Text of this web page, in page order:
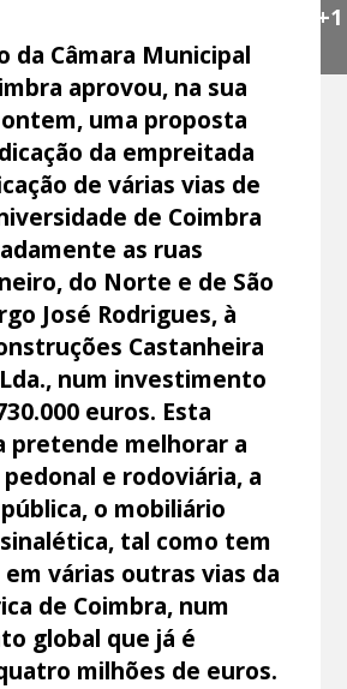
+1
da Câmara Municipal
aprovou, na sua
uma proposta
da empreitada
de várias vias de
de Coimbra
as ruas
do Norte e de São
José Rodrigues, à
Castanheira
num investimento
euros. Esta
pretende melhorar a
e rodoviária, a
o mobiliário
tal como tem
várias outras vias da
de Coimbra, num
global que já é
milhões de euros.